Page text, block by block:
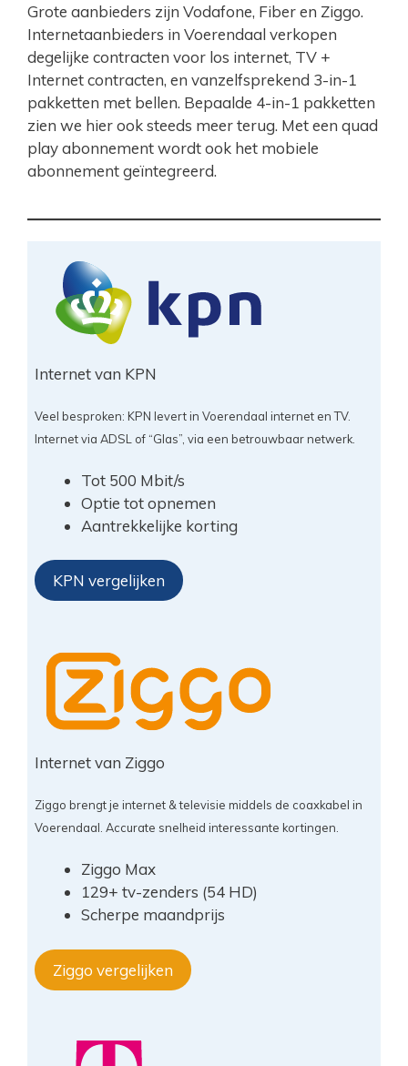
Grote aanbieders zijn Vodafone, Fiber en Ziggo.
Internetaanbieders in Voerendaal verkopen
degelijke contracten voor los internet, TV +
Internet contracten, en vanzelfsprekend 3-in-1
pakketten met bellen. Bepaalde 4-in-1 pakketten
zien we hier ook steeds meer terug. Met een quad
play abonnement wordt ook het mobiele
abonnement geïntegreerd.
Internet van KPN
Veel besproken: KPN levert in Voerendaal internet en TV.
Internet via ADSL of “Glas”, via een betrouwbaar netwerk.
Tot 500 Mbit/s
Optie tot opnemen
Aantrekkelijke korting
KPN vergelijken
Internet van Ziggo
Ziggo brengt je internet & televisie middels de coaxkabel in
Voerendaal. Accurate snelheid interessante kortingen.
Ziggo Max
129+ tv-zenders (54 HD)
Scherpe maandprijs
Ziggo vergelijken